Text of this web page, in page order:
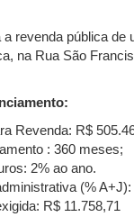
a revenda pública
na Rua São
Revenda: R$
: 360 meses;
2% ao ano.
(% A+J):
R$ 11.758,71